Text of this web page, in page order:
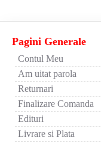
Pagini Generale
Contul Meu
Am uitat parola
Returnari
Finalizare Comanda
Edituri
Livrare si Plata